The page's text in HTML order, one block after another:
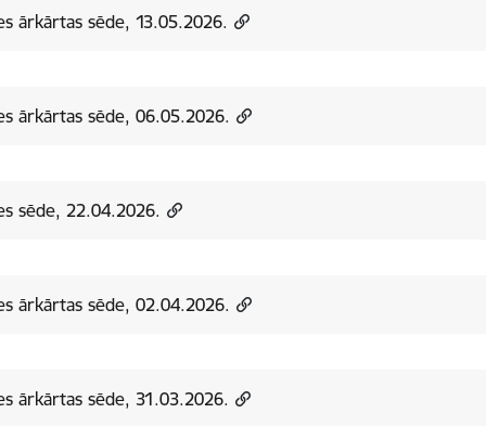
ārkārtas sēde, 13.05.2026.
ārkārtas sēde, 06.05.2026.
sēde, 22.04.2026.
ārkārtas sēde, 02.04.2026.
ārkārtas sēde, 31.03.2026.